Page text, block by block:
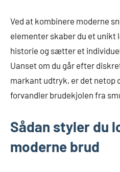
Ved at kombinere moderne
elementer skaber du et
historie og sætter et
Uanset om du går efter
markant udtryk, er det netop
forvandler brudekjolen fra
Sådan styler du
moderne brud